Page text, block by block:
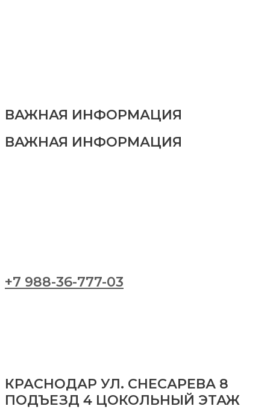
ВАЖНАЯ ИНФОРМАЦИЯ
ВАЖНАЯ ИНФОРМАЦИЯ
+7 988-36-777-03
КРАСНОДАР УЛ. СНЕСАРЕВА 8
ПОДЪЕЗД 4 ЦОКОЛЬНЫЙ ЭТАЖ